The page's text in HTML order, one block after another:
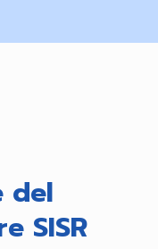
del
SISR